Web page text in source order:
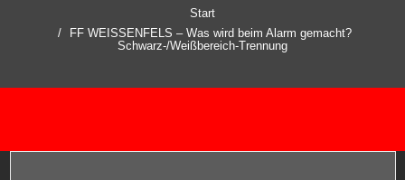
Start
FF WEISSENFELS – Was wird beim Alarm gemacht?
Schwarz-/Weißbereich-Trennung